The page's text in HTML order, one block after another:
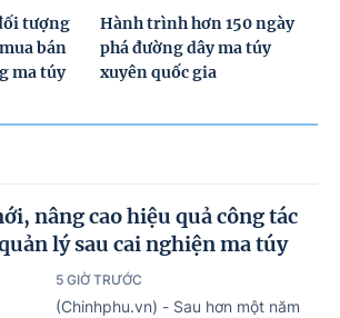
tượng
bán
ma túy
Hành trình hơn 150 ngày
phá đường dây ma túy
xuyên quốc gia
nâng cao hiệu quả công tác
lý sau cai nghiện ma túy
5 GIỜ TRƯỚC
(Chinhphu.vn) - Sau hơn một năm